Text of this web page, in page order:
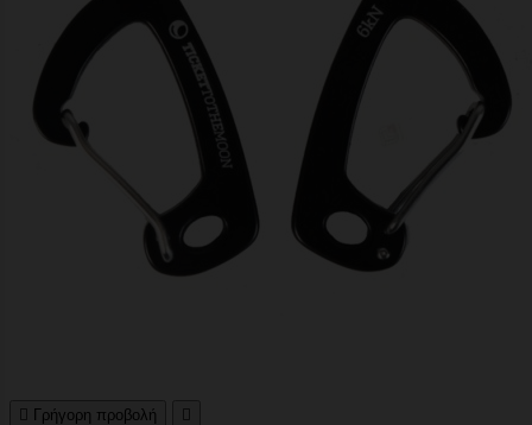
 Γρήγορη προβολή 